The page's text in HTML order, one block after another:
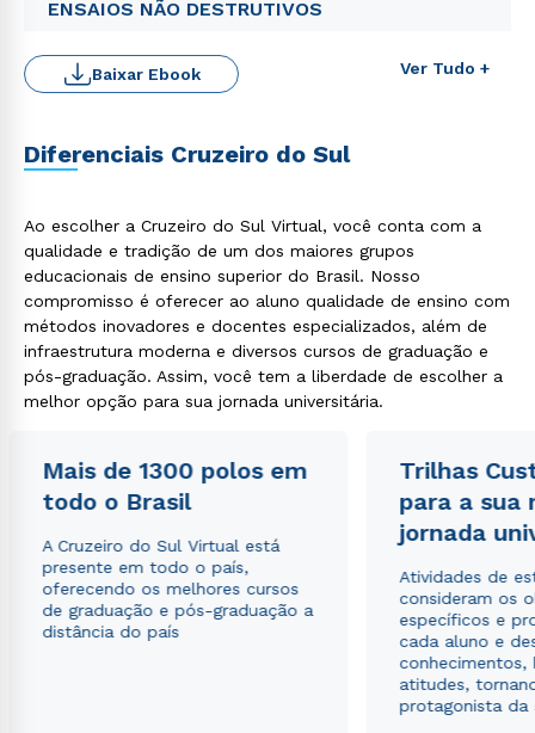
ENSAIOS NÃO DESTRUTIVOS
Ver Tudo +
Baixar Ebook
Diferenciais Cruzeiro do Sul
Ao escolher a Cruzeiro do Sul Virtual, você conta com a
qualidade e tradição de um dos maiores grupos
educacionais de ensino superior do Brasil. Nosso
compromisso é oferecer ao aluno qualidade de ensino com
métodos inovadores e docentes especializados, além de
infraestrutura moderna e diversos cursos de graduação e
pós-graduação. Assim, você tem a liberdade de escolher a
melhor opção para sua jornada universitária.
Mais de 1300 polos em
todo o Brasil
A Cruzeiro do Sul Virtual está
presente em todo o país,
oferecendo os melhores cursos
de graduação e pós-graduação a
distância do país
Trilhas
para a sua
jornada
Atividades de
consideram os
específicos e
cada aluno e
conhecimentos,
atitudes,
protagonista da
Rápido e fácil
WhatsApp
ou
Estou de acordo com a Política de Privacidade.e
autorizo que meus dados sejam utilizados para o
envio de conteúdos da Cruzeiro do Sul.